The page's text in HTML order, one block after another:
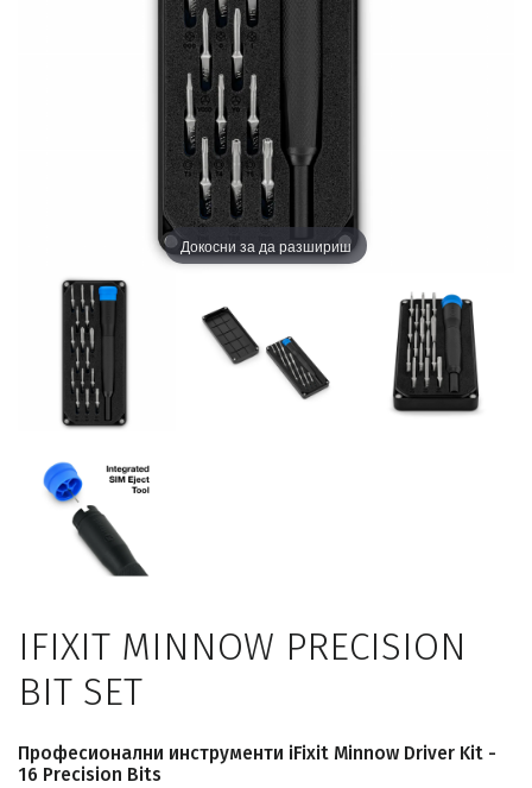
Докосни за да разшириш
IFIXIT MINNOW PRECISION
BIT SET
Професионални инструменти iFixit Minnow Driver Kit -
16 Precision Bits